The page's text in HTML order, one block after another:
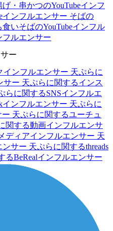
げ・串かつのYouTubeインフ
インフルエンサー そばの
食いそばのYouTubeインフル
フルエンサー
ー
インフルエンサー 天ぷらに
サー 天ぷらに関するインス
らに関するSNSインフルエ
インフルエンサー 天ぷらに
ー 天ぷらに関するユーチュ
関する動画インフルエンサ
ディアインフルエンサー 天
ンサー 天ぷらに関するthreads
るBeRealインフルエンサー